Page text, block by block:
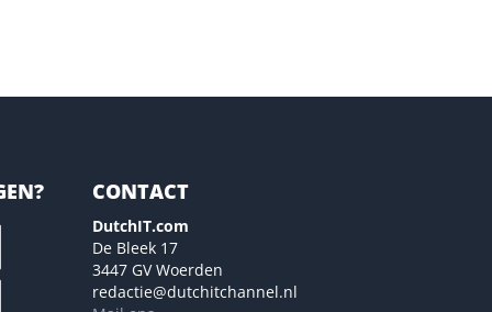
CONTACT
DutchIT.com
De Bleek 17
3447 GV Woerden
redactie@dutchitchannel.nl